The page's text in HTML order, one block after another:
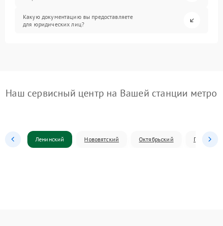
Какую документацию вы предоставляете
для юридических лиц?
Наш сервисный центр на Вашей станции метро
Ленинский Нововятский Октябрьский